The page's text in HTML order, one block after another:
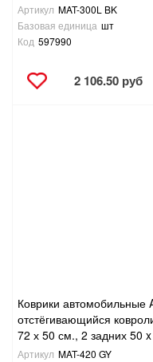
Артикул MAT-300L BK
Базовая единица шт
Код 597990
2 106.50 руб
Коврики автомобильные
отстёгивающийся
72 х 50 см., 2 задних 50
Артикул MAT-420 GY